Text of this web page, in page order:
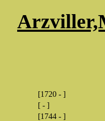
[1720 - ]
[ - ]
[1744 - ]